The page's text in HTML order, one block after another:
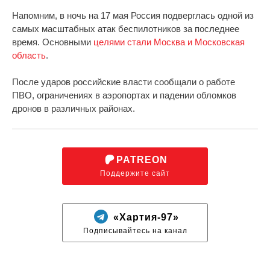
Напомним, в ночь на 17 мая Россия подверглась одной из
самых масштабных атак беспилотников за последнее
время. Основными целями стали Москва и Московская
область.
После ударов российские власти сообщали о работе
ПВО, ограничениях в аэропортах и падении обломков
дронов в различных районах.
PATREON
Поддержите сайт
«Хартия-97»
Подписывайтесь на канал